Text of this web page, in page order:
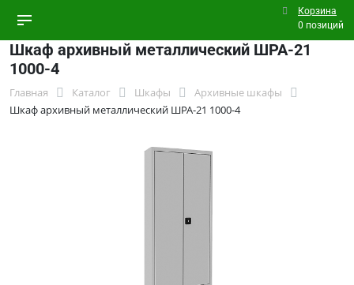
Корзина
0 позиций
Шкаф архивный металлический ШРА-21
1000-4
Главная Каталог Шкафы
Архивные шкафы
Шкаф архивный металлический ШРА-21 1000-4